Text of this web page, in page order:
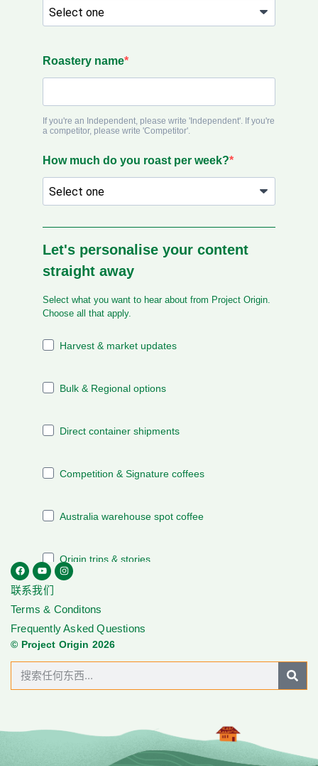
联系我们
Terms & Conditons
Frequently Asked Questions
© Project Origin 2026